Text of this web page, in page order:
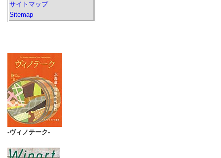
サイトマップ
Sitemap
-ヴィノテーク-